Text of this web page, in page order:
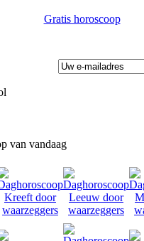
Gratis horoscoop
van vandaag